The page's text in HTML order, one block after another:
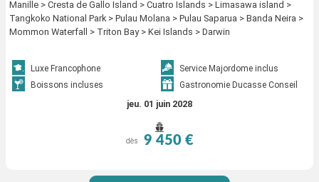
Manille > Cresta de Gallo Island > Cuatro Islands > Limasawa island >
Tangkoko National Park > Pulau Molana > Pulau Saparua > Banda Neira >
Mommon Waterfall > Triton Bay > Kei Islands > Darwin
Luxe Francophone
Service Majordome inclus
Boissons incluses
Gastronomie Ducasse Conseil
jeu. 01 juin 2028
dès 9 450 €